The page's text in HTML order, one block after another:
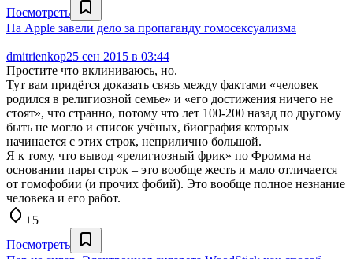
Посмотреть
На Apple завели дело за пропаганду гомосексуализма
dmitrienkop25 сен 2015 в 03:44
Простите что вклиниваюсь, но.
Тут вам придётся доказать связь между фактами «человек
родился в религиозной семье» и «его достижения ничего не
стоят», что странно, потому что лет 100-200 назад по другому
быть не могло и список учёных, биография которых
начинается с этих строк, неприлично большой.
Я к тому, что вывод «религиозный фрик» по Фромма на
основании пары строк – это вообще жесть и мало отличается
от гомофобии (и прочих фобий). Это вообще полное незнание
человека и его работ.
+5
Посмотреть